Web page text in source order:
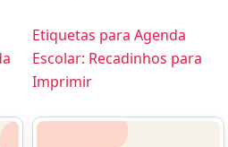
Etiquetas para Agenda
Escolar: Recadinhos para
Imprimir